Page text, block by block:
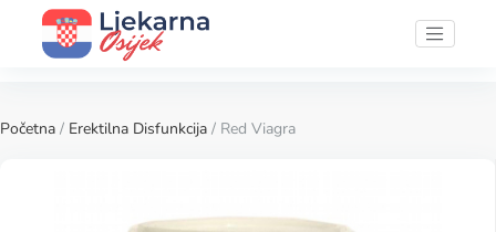
Početna / Erektilna Disfunkcija / Red Viagra